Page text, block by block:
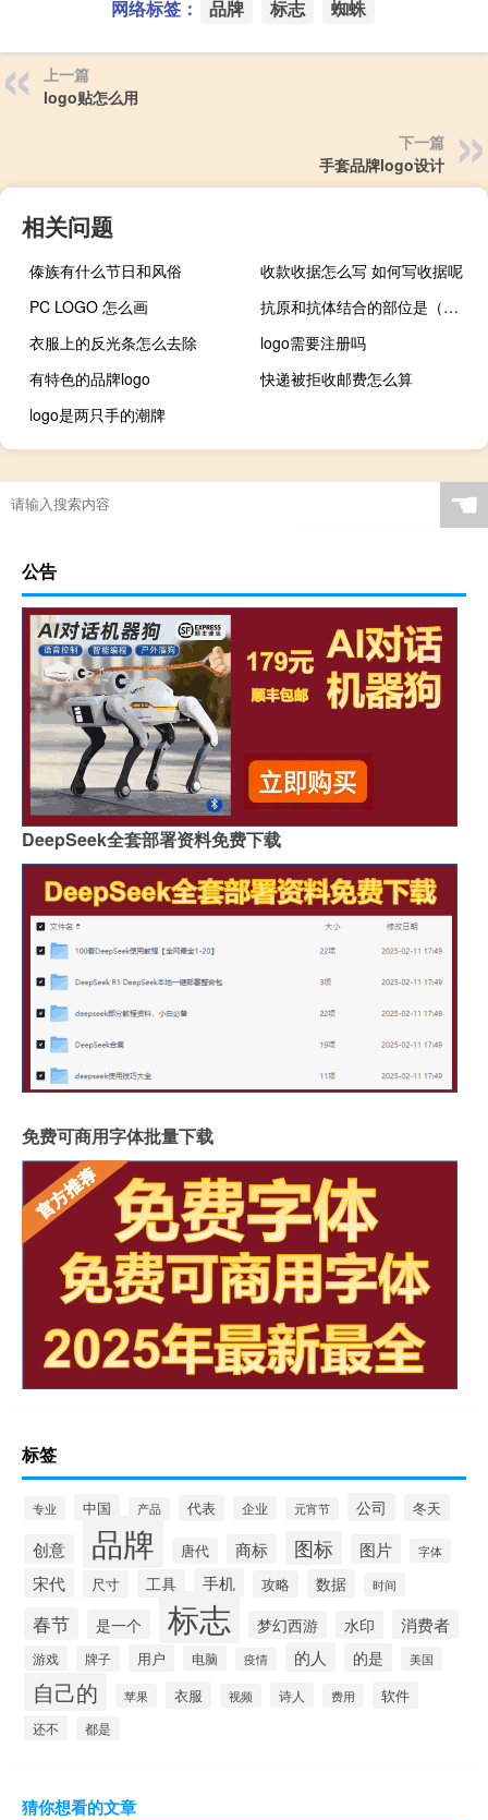
网络标签： 品牌 标志 蜘蛛
上一篇
logo贴怎么用
下一篇
手套品牌logo设计
相关问题
傣族有什么节日和风俗
收款收据怎么写 如何写收据呢
PC LOGO 怎么画
抗原和抗体结合的部位是（抗原和抗体）
衣服上的反光条怎么去除
logo需要注册吗
有特色的品牌logo
快递被拒收邮费怎么算
logo是两只手的潮牌
☚
公告
DeepSeek全套部署资料免费下载
免费可商用字体批量下载
标签
专业 中国 产品 代表 企业 元宵节 公司 冬天
创意 品牌 唐代 商标 图标 图片 字体
宋代 尺寸 工具 手机 攻略 数据 时间
春节 是一个 标志 梦幻西游 水印 消费者
游戏 牌子 用户 电脑 疫情 的人 的是 美国
自己的 苹果 衣服 视频 诗人 费用 软件
还不 都是
猜你想看的文章